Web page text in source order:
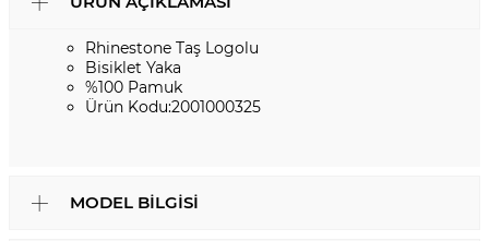
Rhinestone Taş Logolu
Bisiklet Yaka
%100 Pamuk
Ürün Kodu:2001000325
MODEL BILGISI